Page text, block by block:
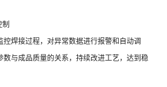
控焊接过程，对异常数据进行报警和自动调
数与成品质量的关系，持续改进工艺，达到稳